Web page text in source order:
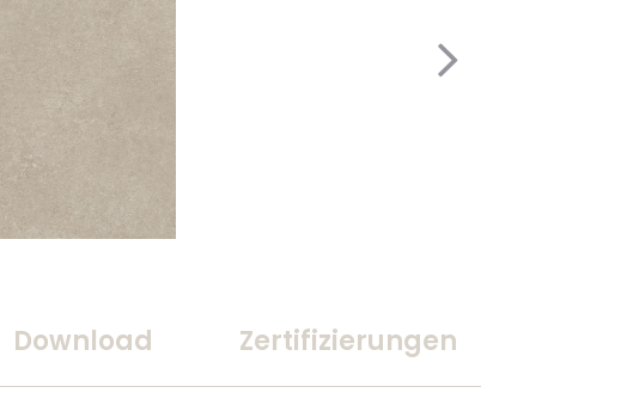
Download Zertifizierungen